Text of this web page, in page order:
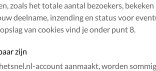
zoals het totale aantal bezoekers,
deelname, inzending en status voor
van cookies vind je onder punt 8.
zijn
account aanmaakt, worden